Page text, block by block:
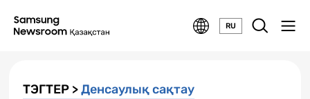
RU
ТЭГТЕР >Денсаулық сақтау